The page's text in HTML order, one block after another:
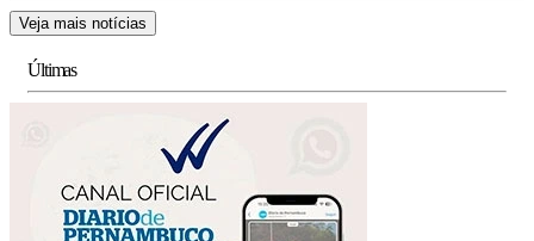
Veja mais notícias
Últimas